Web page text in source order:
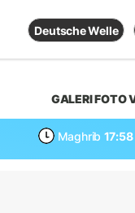
Deutsche Welle
GALERI FOTO
Maghrib